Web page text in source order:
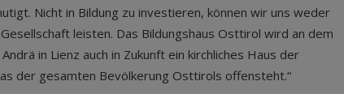
Nicht in Bildung zu investieren, können wir uns weder
leisten. Das Bildungshaus Osttirol wird an dem
in Lienz auch in Zukunft ein kirchliches Haus der
der gesamten Bevölkerung Osttirols offensteht.“